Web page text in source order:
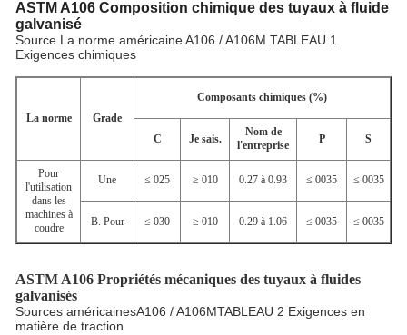
ASTM A106 Composition chimique des tuyaux à fluide
galvanisé
Source La norme américaine A106 / A106M TABLEAU 1
Exigences chimiques
La norme Grade
Composants chimiques (%)
C Je sais.
Nom de
l'entreprise
P S
Pour
l'utilisation
dans les
machines à
coudre
Une ≤ 025 ≥ 010 0.27 à 0.93 ≤ 0035 ≤ 0035
B. Pour ≤ 030 ≥ 010 0.29 à 1.06 ≤ 0035 ≤ 0035
ASTM A106 Propriétés mécaniques des tuyaux à fluides
galvanisés
Sources américainesA106 / A106MTABLEAU 2 Exigences en
matière de traction